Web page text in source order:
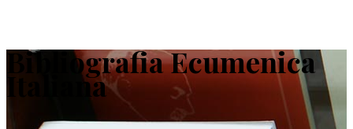
Bibliografia Ecumenica
Italiana